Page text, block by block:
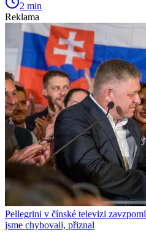
2 min
Reklama
Pellegrini v čínské televizi
jsme chybovali, přiznal